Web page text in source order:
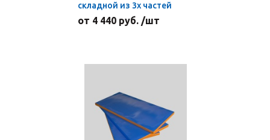
складной из 3х частей
от 4 440 руб. /шт